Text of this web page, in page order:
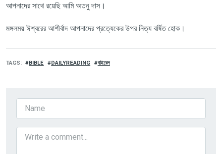
আপনাদের সাথে রয়েছি আমি অতনু দাস।
মঙ্গলময় ঈশ্বরের আশীর্বাদ আপনাদের প্রত্যেকের উপর নিত্য বর্ষিত হোক।
TAGS BIBLE DAILYREADING বাইবেল